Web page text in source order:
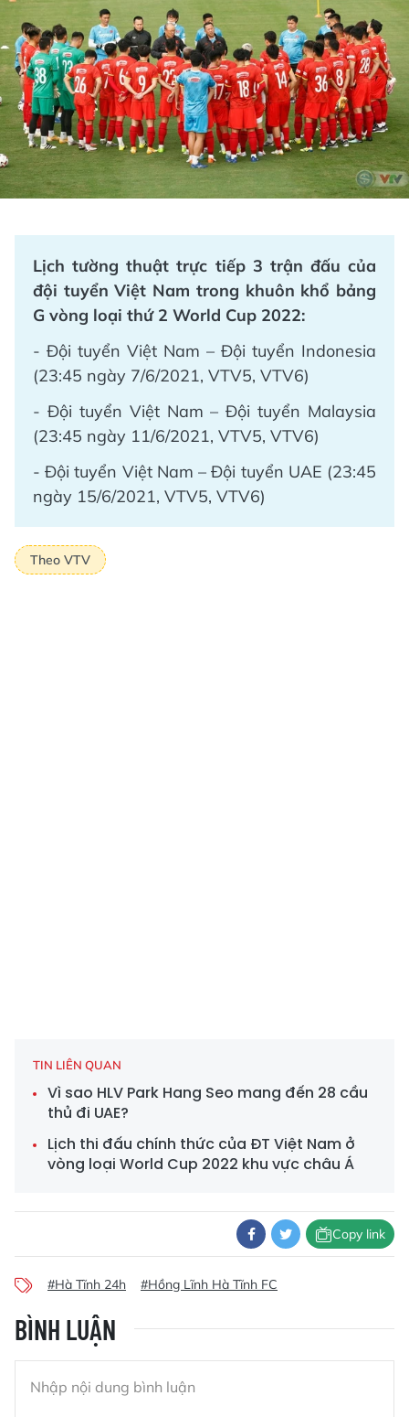
Lịch tường thuật trực tiếp 3 trận đấu của
đội tuyển Việt Nam trong khuôn khổ bảng
G vòng loại thứ 2 World Cup 2022:
- Đội tuyển Việt Nam – Đội tuyển Indonesia
(23:45 ngày 7/6/2021, VTV5, VTV6)
- Đội tuyển Việt Nam – Đội tuyển Malaysia
(23:45 ngày 11/6/2021, VTV5, VTV6)
- Đội tuyển Việt Nam – Đội tuyển UAE (23:45
ngày 15/6/2021, VTV5, VTV6)
Theo VTV
TIN LIÊN QUAN
Vì sao HLV Park Hang Seo mang đến 28 cầu
thủ đi UAE?
Lịch thi đấu chính thức của ĐT Việt Nam ở
vòng loại World Cup 2022 khu vực châu Á
Copy link
#Hà Tĩnh 24h #Hồng Lĩnh Hà Tĩnh FC
BÌNH LUẬN